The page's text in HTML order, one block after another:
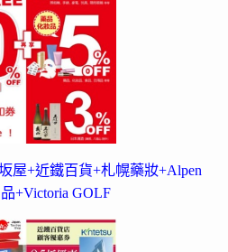
屋+近鐵百貨+札幌藥妝+Alpen
+Victoria GOLF